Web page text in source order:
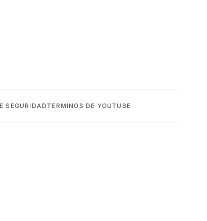
SEGURIDADTERMINOS DE YOUTUBE